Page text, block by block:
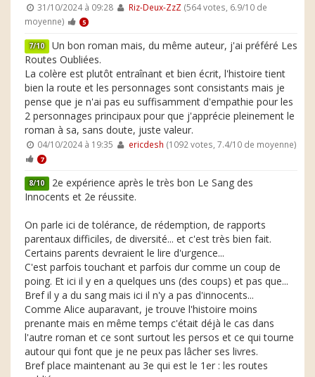
31/10/2024 à 09:28 Riz-Deux-ZzZ (564 votes, 6.9/10 de
moyenne)
5
7/10 Un bon roman mais, du même auteur, j'ai préféré Les
Routes Oubliées.
La colère est plutôt entraînant et bien écrit, l'histoire tient
bien la route et les personnages sont consistants mais je
pense que je n'ai pas eu suffisamment d'empathie pour les
2 personnages principaux pour que j'apprécie pleinement le
roman à sa, sans doute, juste valeur.
04/10/2024 à 19:35 ericdesh (1092 votes, 7.4/10 de moyenne)
7
8/10 2e expérience après le très bon Le Sang des
Innocents et 2e réussite.
On parle ici de tolérance, de rédemption, de rapports
parentaux difficiles, de diversité... et c'est très bien fait.
Certains parents devraient le lire d'urgence...
C'est parfois touchant et parfois dur comme un coup de
poing. Et ici il y en a quelques uns (des coups) et pas que...
Bref il y a du sang mais ici il n'y a pas d'innocents...
Comme Alice auparavant, je trouve l'histoire moins
prenante mais en même temps c'était déjà le cas dans
l'autre roman et ce sont surtout les persos et ce qui tourne
autour qui font que je ne peux pas lâcher ses livres.
Bref place maintenant au 3e qui est le 1er : les routes